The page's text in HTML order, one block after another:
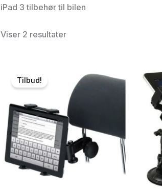
iPad 3 tilbehør til bilen
Viser 2 resultater
Tilbud!